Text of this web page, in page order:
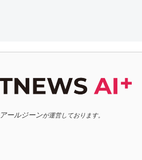
ールジーンが運営しております。